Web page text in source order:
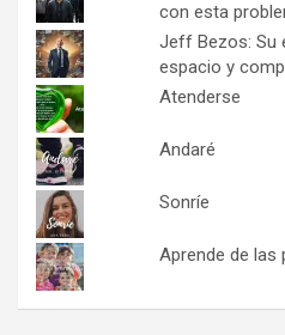
con esta
Jeff Bezos: Su
espacio y
Atenderse
Andaré
Sonríe
Aprende de las